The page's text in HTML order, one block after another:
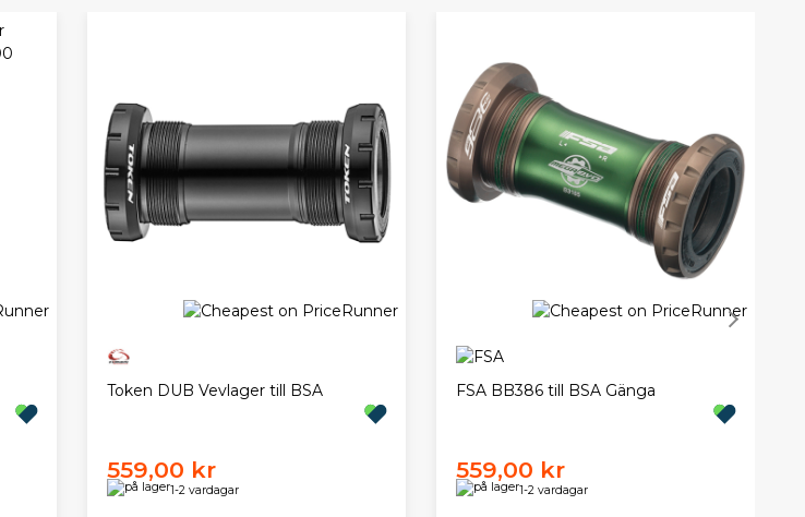
Token DUB Vevlager till BSA
559,00 kr
1-2 vardagar
FSA BB386 till BSA Gänga
559,00 kr
1-2 vardagar